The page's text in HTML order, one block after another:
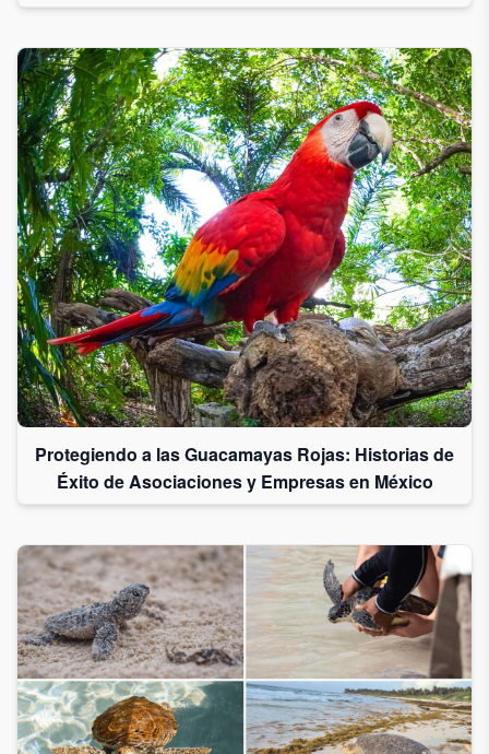
Protegiendo a las Guacamayas Rojas: Historias de
Éxito de Asociaciones y Empresas en México